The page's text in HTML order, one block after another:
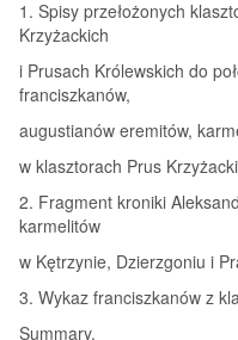
1. Spisy przełożonych
Krzyżackich
i Prusach Królewskich do
franciszkanów,
augustianów eremitów,
w klasztorach Prus
2. Fragment kroniki
karmelitów
w Kętrzynie, Dzierzgoniu i
3. Wykaz franciszkanów z
Summary.